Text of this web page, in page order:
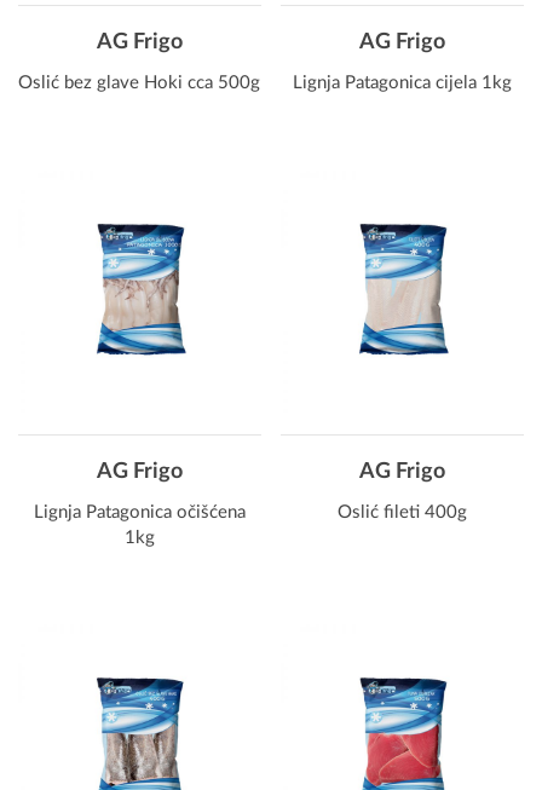
AG Frigo
Oslić bez glave Hoki cca 500g
AG Frigo
Lignja Patagonica cijela 1kg
AG Frigo
Lignja Patagonica očišćena
1kg
AG Frigo
Oslić fileti 400g